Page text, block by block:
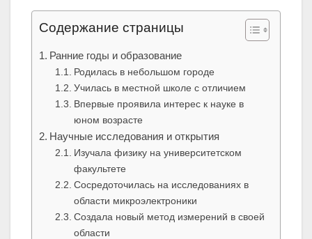
Содержание страницы
Ранние годы и образование
Родилась в небольшом городе
Училась в местной школе с отличием
Впервые проявила интерес к науке в
юном возрасте
Научные исследования и открытия
Изучала физику на университетском
факультете
Сосредоточилась на исследованиях в
области микроэлектроники
Создала новый метод измерений в своей
области